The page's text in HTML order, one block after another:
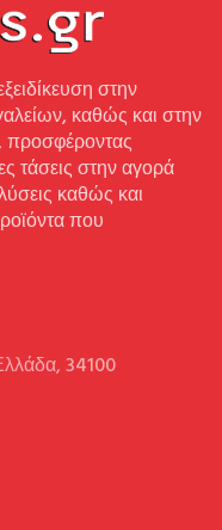
στην
καθώς και στην
προσφέροντας
τάσεις στην αγορά
καθώς και
που
34100